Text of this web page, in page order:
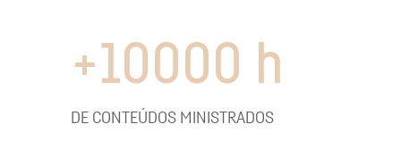
+10000 h
DE CONTEÚDOS MINISTRADOS